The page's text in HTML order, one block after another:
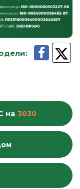
:
на 3030